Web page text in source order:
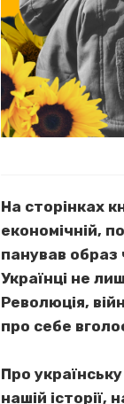
На сторінках
економічній,
панував образ
Українці не
Революція,
про себе
Про
нашій історії,